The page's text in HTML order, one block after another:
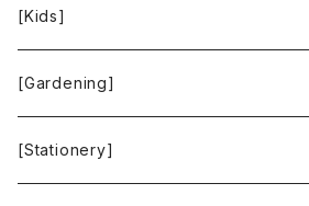
People Tree
Feliz
Green Time
SKY LIMIT
Bee Eco Wraps
CLOUDY
Francis+Dale
[Kids]
Mastro Geppetto
[Gardening]
gardens
[Stationery]